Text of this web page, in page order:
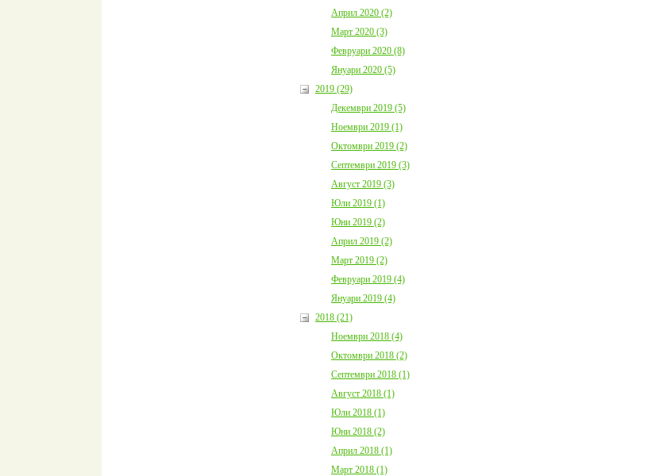
Април 2020 (2)
Март 2020 (3)
Февруари 2020 (8)
Януари 2020 (5)
2019 (29)
Декември 2019 (5)
Ноември 2019 (1)
Октомври 2019 (2)
Септември 2019 (3)
Август 2019 (3)
Юли 2019 (1)
Юни 2019 (2)
Април 2019 (2)
Март 2019 (2)
Февруари 2019 (4)
Януари 2019 (4)
2018 (21)
Ноември 2018 (4)
Октомври 2018 (2)
Септември 2018 (1)
Август 2018 (1)
Юли 2018 (1)
Юни 2018 (2)
Април 2018 (1)
Март 2018 (1)